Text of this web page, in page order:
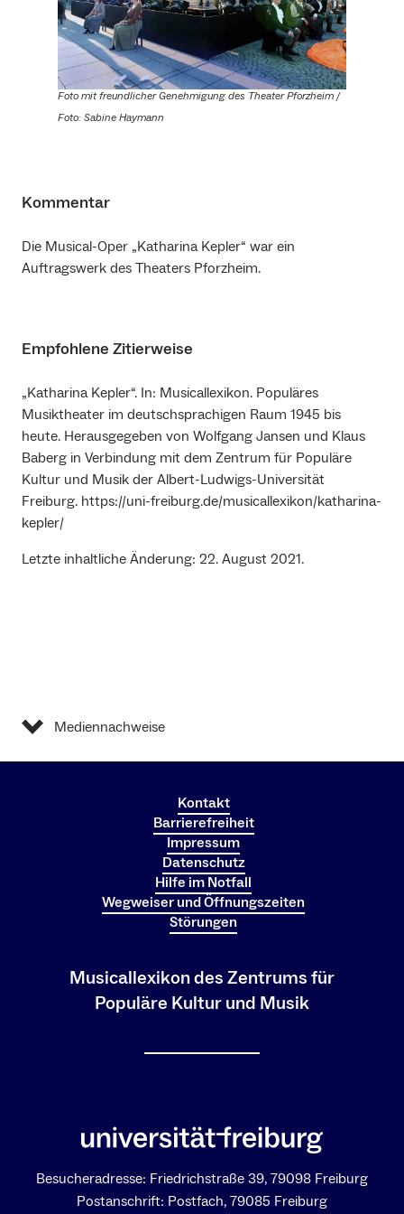
Foto mit freundlicher Genehmigung des Theater Pforzheim /
Foto: Sabine Haymann
Kommentar
Die Musical-Oper „Katharina Kepler“ war ein
Auftragswerk des Theaters Pforzheim.
Empfohlene Zitierweise
„Katharina Kepler“. In: Musicallexikon. Populäres
Musiktheater im deutschsprachigen Raum 1945 bis
heute. Herausgegeben von Wolfgang Jansen und Klaus
Baberg in Verbindung mit dem Zentrum für Populäre
Kultur und Musik der Albert-Ludwigs-Universität
Freiburg. https://uni-freiburg.de/musicallexikon/katharina-
kepler/
Letzte inhaltliche Änderung: 22. August 2021.
Mediennachweise
Kontakt
Barrierefreiheit
Impressum
Datenschutz
Hilfe im Notfall
Wegweiser und Öffnungszeiten
Störungen
Musicallexikon des Zentrums für
Populäre Kultur und Musik
Besucheradresse: Friedrichstraße 39, 79098 Freiburg
Postanschrift: Postfach, 79085 Freiburg